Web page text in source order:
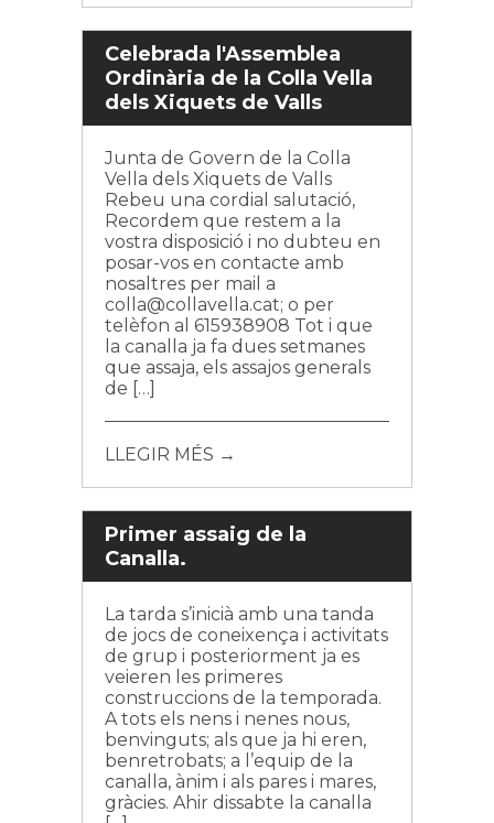
Celebrada l'Assemblea
Ordinària de la Colla Vella
dels Xiquets de Valls
Junta de Govern de la Colla
Vella dels Xiquets de Valls
Rebeu una cordial salutació,
Recordem que restem a la
vostra disposició i no dubteu en
posar-vos en contacte amb
nosaltres per mail a
colla@collavella.cat; o per
telèfon al 615938908 Tot i que
la canalla ja fa dues setmanes
que assaja, els assajos generals
de […]
LLEGIR MÉS →
Primer assaig de la
Canalla.
La tarda s’inicià amb una tanda
de jocs de coneixença i activitats
de grup i posteriorment ja es
veieren les primeres
construccions de la temporada.
A tots els nens i nenes nous,
benvinguts; als que ja hi eren,
benretrobats; a l’equip de la
canalla, ànim i als pares i mares,
gràcies. Ahir dissabte la canalla